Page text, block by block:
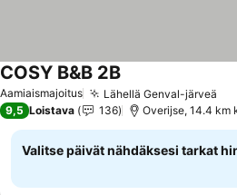
Aamiaismajoitus Lähellä Genval-järveä
COSY B&B 2B
9,5 Loistava 136 Overijse, 14.4 km
Valitse päivät nähdäksesi tarkat